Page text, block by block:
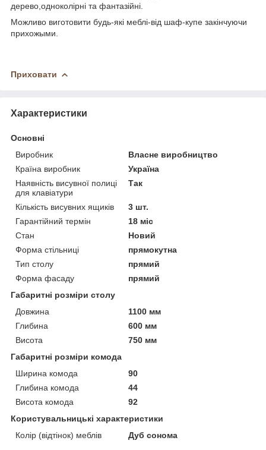
дерево,одноколірні та фантазійні.
Можливо виготовити будь-які меблі-від шаф-купе закінчуючи
прихожыми.
Приховати
Характеристики
Основні
Виробник
Власне виробництво
Країна виробник
Україна
Наявність висувної полиці
для клавіатури
Так
Кількість висувних ящиків
3 шт.
Гарантійний термін
18 міс
Стан
Новий
Форма стільниці
прямокутна
Тип столу
прямий
Форма фасаду
прямий
Габаритні розміри столу
Довжина
1100 мм
Глибина
600 мм
Висота
750 мм
Габаритні розміри комода
Ширина комода
90
Глибина комода
44
Висота комода
92
Користувальницькі характеристики
Колір (відтінок) меблів
Дуб сонома